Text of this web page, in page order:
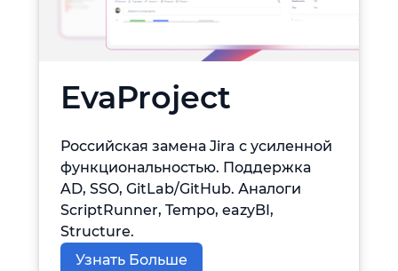
EvaProject
Российская замена Jira с усиленной
функциональностью. Поддержка
AD, SSO, GitLab/GitHub. Аналоги
ScriptRunner, Tempo, eazyBI,
Structure.
Узнать Больше